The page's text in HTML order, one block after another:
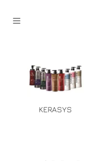
KERASYS